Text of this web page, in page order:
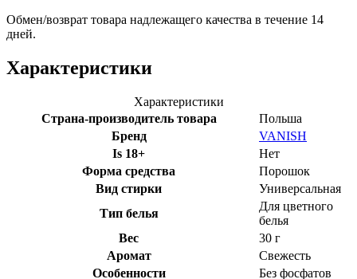
Обмен/возврат товара надлежащего качества в течение 14
дней.
Характеристики
Характеристики
Страна-производитель товара
Польша
Бренд
VANISH
Is 18+
Нет
Форма средства
Порошок
Вид стирки
Универсальная
Тип белья
Для цветного
белья
Вес
30 г
Аромат
Свежесть
Особенности
Без фосфатов